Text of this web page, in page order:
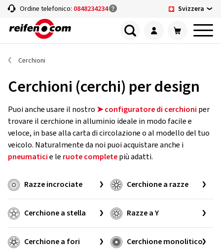
Ordine telefonico: 0848234234 Svizzera
Cerchioni
Cerchioni (cerchi) per design
Puoi anche usare il nostro ➤ configuratore di cerchioni per
trovare il cerchione in alluminio ideale in modo facile e
veloce, in base alla carta di circolazione o al modello del tuo
veicolo. Naturalmente da noi puoi acquistare anche i
pneumaticie le ruote completepiù adatti.
Razze incrociate Cerchione a razze
Cerchione a stella Razze a Y
Cerchione a fori Cerchione monolitico